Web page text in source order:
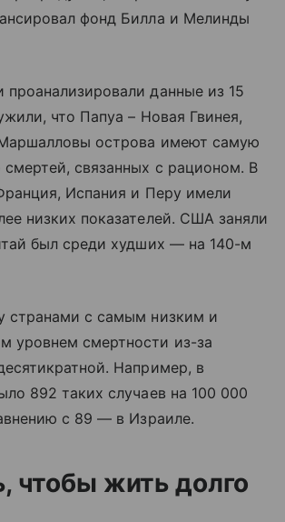
фонд Билла и Мелинды
проанализировали данные из 15
что Папуа – Новая Гвинея,
острова имеют самую
связанных с рационом. В
Испания и Перу имели
низких показателей. США заняли
был среди худших — на 140-м
странами с самым низким и
уровнем смертности из-за
Например, в
892 таких случаев на 100 000
с 89 — в Израиле.
чтобы жить долго